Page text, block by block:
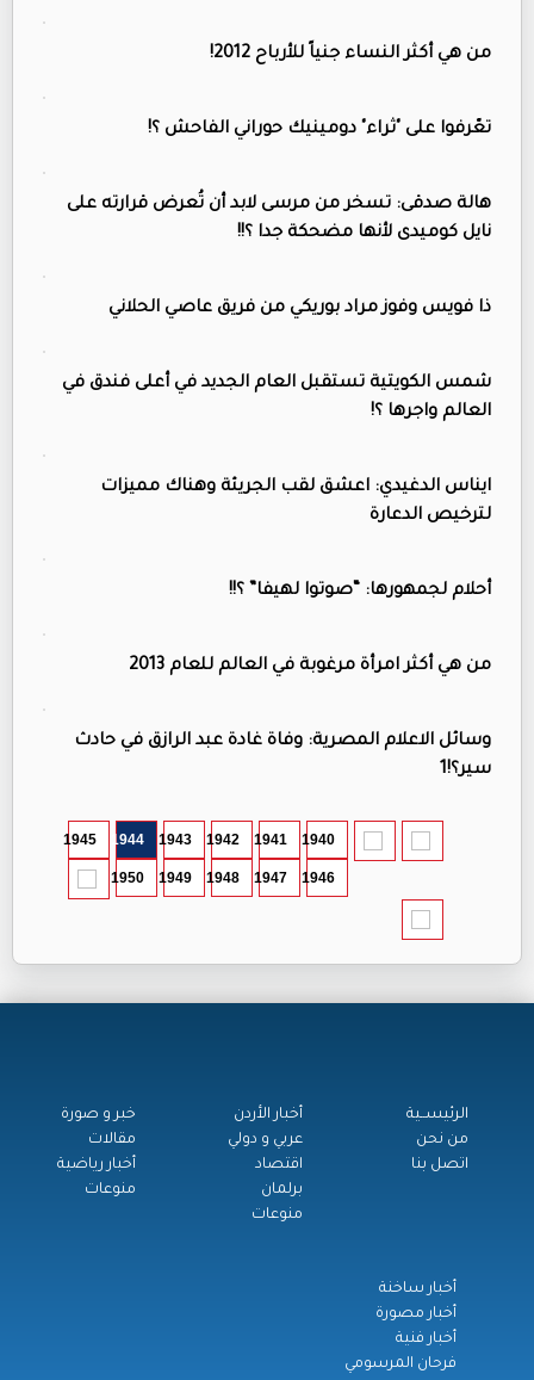
من هي أكثر النساء جنياً للأرباح 2012!
تعّرفوا على "ثراء" دومينيك حوراني الفاحش ؟!
هالة صدقى: تسخر من مرسى لابد أن تُعرض قرارته على
نايل كوميدى لأنها مضحكة جدا ؟!!
ذا فويس وفوز مراد بوريكي من فريق عاصي الحلاني
شمس الكويتية تستقبل العام الجديد في أعلى فندق في
العالم واجرها ؟!
ايناس الدغيدي: اعشق لقب الجريئة وهناك مميزات
لترخيص الدعارة
أحلام لجمهورها: “صوتوا لهيفا” ؟!!
من هي أكثر امرأة مرغوبة في العالم للعام 2013
وسائل الاعلام المصرية: وفاة غادة عبد الرازق في حادث
سير؟!1
1940
1941
1942
1943
1944
1945
1946
1947
1948
1949
1950
الرئيســية
من نحن
اتصل بنا
أخبار الأردن
عربي و دولي
اقتصاد
برلمان
منوعات
خبر و صورة
مقالات
أخبار رياضية
منوعات
أخبار ساخنة
أخبار مصورة
أخبار فنية
فرحان المرسومي